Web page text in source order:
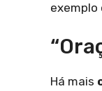
exemplo
Há mais